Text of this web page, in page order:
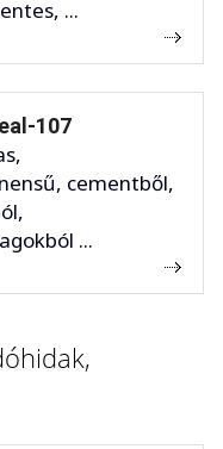
...
107
cementből,
...